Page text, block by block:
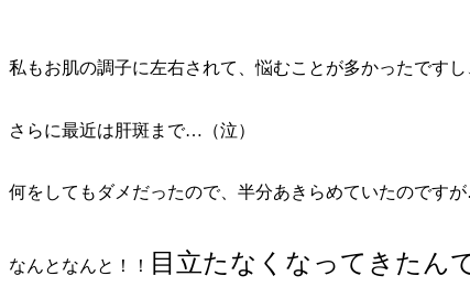
私もお肌の調子に左右されて、悩むことが多かったです
さらに最近は肝斑まで…（泣）
何をしてもダメだったので、半分あきらめていたのです
なんとなんと！！ 目立たなくなってきたん